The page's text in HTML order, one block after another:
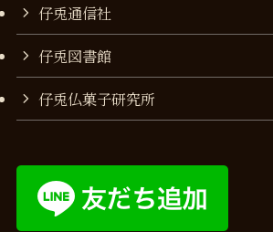
仔兎通信社
仔兎図書館
仔兎仏菓子研究所